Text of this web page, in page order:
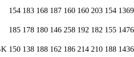
154 183 168 187 160 160 203 154 1369
185 178 180 146 258 192 182 155 1476
150 138 188 162 186 214 210 188 1436